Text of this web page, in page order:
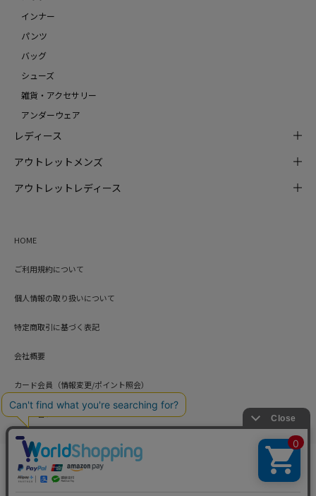
インナー
パンツ
バッグ
シューズ
雑貨・アクセサリー
アンダーウェア
レディース
アウトレットメンズ
アウトレットレディース
HOME
ご利用規約について
個人情報の取り扱いについて
特定商取引に基づく表記
会社概要
カード会員（情報変更/ポイント照会）